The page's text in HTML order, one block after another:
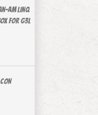
Am LinQ
For G3L